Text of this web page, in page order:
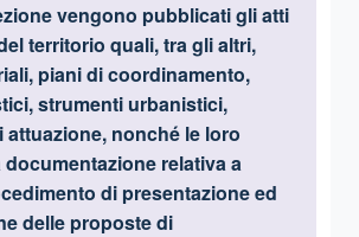
introduttive
vengono pubblicatigli atti
territorio quali, tra gli altri,
piani di coordinamento,
strumenti urbanistici,
attuazione, nonché le loro
documentazione relativa a
di presentazione ed
delle proposte di